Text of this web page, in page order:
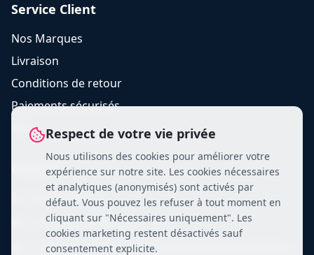
Service Client
Nos Marques
Livraison
Conditions de retour
Paiements sécurisés
FAQ
Contact
09 88 45 40 15
contact@chromadistri.com
2 AVENUE MARCEL CERDAN 95190 GOUSSAINVILLE
Respect de votre vie privée
Nous utilisons des cookies pour améliorer votre
expérience sur notre site. Les cookies nécessaires
et analytiques (anonymisés) sont activés par
défaut. Vous pouvez les refuser à tout moment en
cliquant sur "Nécessaires uniquement". Les
cookies marketing restent désactivés sauf
consentement explicite.